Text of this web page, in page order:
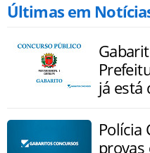
Últimas em
já está
Polícia
provas